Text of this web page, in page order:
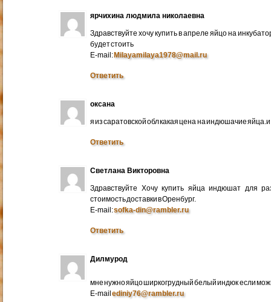
ярчихина людмила николаевна
Здравствуйте хочу купить в апреле яйцо на
будет стоить
E-mail:Milayamilaya1978@mail.ru
Ответить
оксана
я из саратовской обл какая цена на индюшачие яйца.и
Ответить
Светлана Викторовна
Здравствуйте Хочу купить яйца индюшат для
стоимость доставки в Оренбург.
E-mail:sofka-din@rambler.ru
Ответить
Дилмурод
мне нужно яйцо ширкогрудный белый индюк если
E-mailediniy76@rambler.ru